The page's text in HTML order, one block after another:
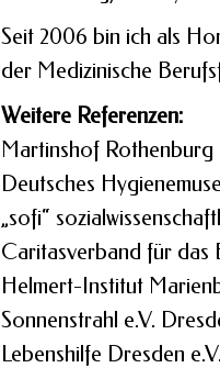
Seit 2006 bin ich als
der Medizinische
Weitere Referenzen:
Martinshof Rothenburg
Deutsches
„sofi“
Caritasverband für das
Helmert-Institut
Sonnenstrahl e.V.
Lebenshilfe Dresden e.V.